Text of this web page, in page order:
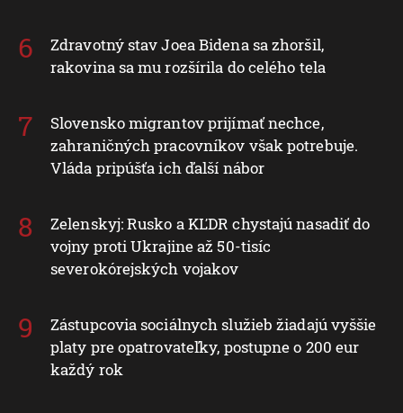
Zdravotný stav Joea Bidena sa zhoršil,
rakovina sa mu rozšírila do celého tela
Slovensko migrantov prijímať nechce,
zahraničných pracovníkov však potrebuje.
Vláda pripúšťa ich ďalší nábor
Zelenskyj: Rusko a KĽDR chystajú nasadiť do
vojny proti Ukrajine až 50-tisíc
severokórejských vojakov
Zástupcovia sociálnych služieb žiadajú vyššie
platy pre opatrovateľky, postupne o 200 eur
každý rok